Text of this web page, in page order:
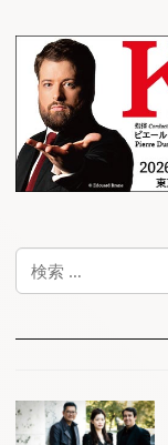
検
索